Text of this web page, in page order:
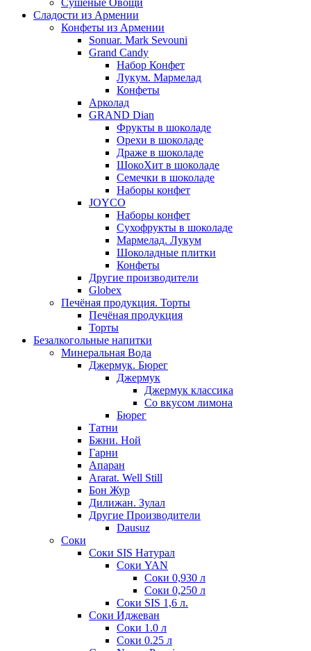
Сушеные Овощи
Сладости из Армении
Конфеты из Армении
Sonuar. Mark Sevouni
Grand Candy
Набор Конфет
Лукум. Мармелад
Конфеты
Арколад
GRAND Dian
Фрукты в шоколаде
Орехи в шоколаде
Драже в шоколаде
ШокоХит в шоколаде
Семечки в шоколаде
Наборы конфет
JOYCO
Наборы конфет
Сухофрукты в шоколаде
Мармелад. Лукум
Шоколадные плитки
Конфеты
Другие производители
Globex
Печёная продукция. Торты
Печёная продукция
Торты
Безалкогольные напитки
Минеральная Вода
Джермук. Бюрег
Джермук
Джермук классика
Со вкусом лимона
Бюрег
Татни
Бжни. Ной
Гарни
Апаран
Ararat. Well Still
Бон Жур
Дилижан. Зулал
Другие Производители
Dausuz
Соки
Соки SIS Натурал
Соки YAN
Соки 0,930 л
Соки 0,250 л
Соки SIS 1,6 л.
Соки Иджеван
Соки 1.0 л
Соки 0.25 л